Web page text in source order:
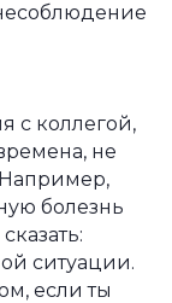
с коллегой,
не
болезнь
ситуации.
если ты